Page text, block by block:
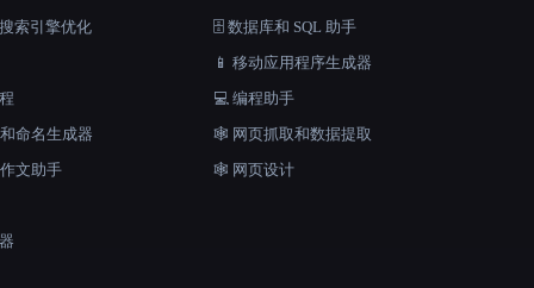
索引擎优化
命名生成器
文助手
🗄️ 数据库和 SQL 助手
📱 移动应用程序生成器
💻 编程助手
🕸️ 网页抓取和数据提取
🕸 网页设计